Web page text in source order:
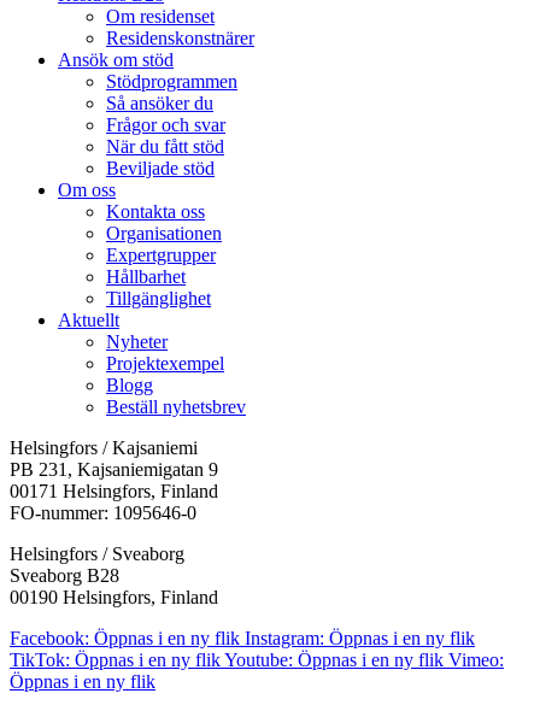
Om residenset
Residenskonstnärer
Ansök om stöd
Stödprogrammen
Så ansöker du
Frågor och svar
När du fått stöd
Beviljade stöd
Om oss
Kontakta oss
Organisationen
Expertgrupper
Hållbarhet
Tillgänglighet
Aktuellt
Nyheter
Projektexempel
Blogg
Beställ nyhetsbrev
Helsingfors / Kajsaniemi
PB 231, Kajsaniemigatan 9
00171 Helsingfors, Finland
FO-nummer: 1095646-0
Helsingfors / Sveaborg
Sveaborg B28
00190 Helsingfors, Finland
Facebook: Öppnas i en ny flik Instagram: Öppnas i en ny flik
TikTok: Öppnas i en ny flikYoutube: Öppnas i en ny flik Vimeo:
Öppnas i en ny flik